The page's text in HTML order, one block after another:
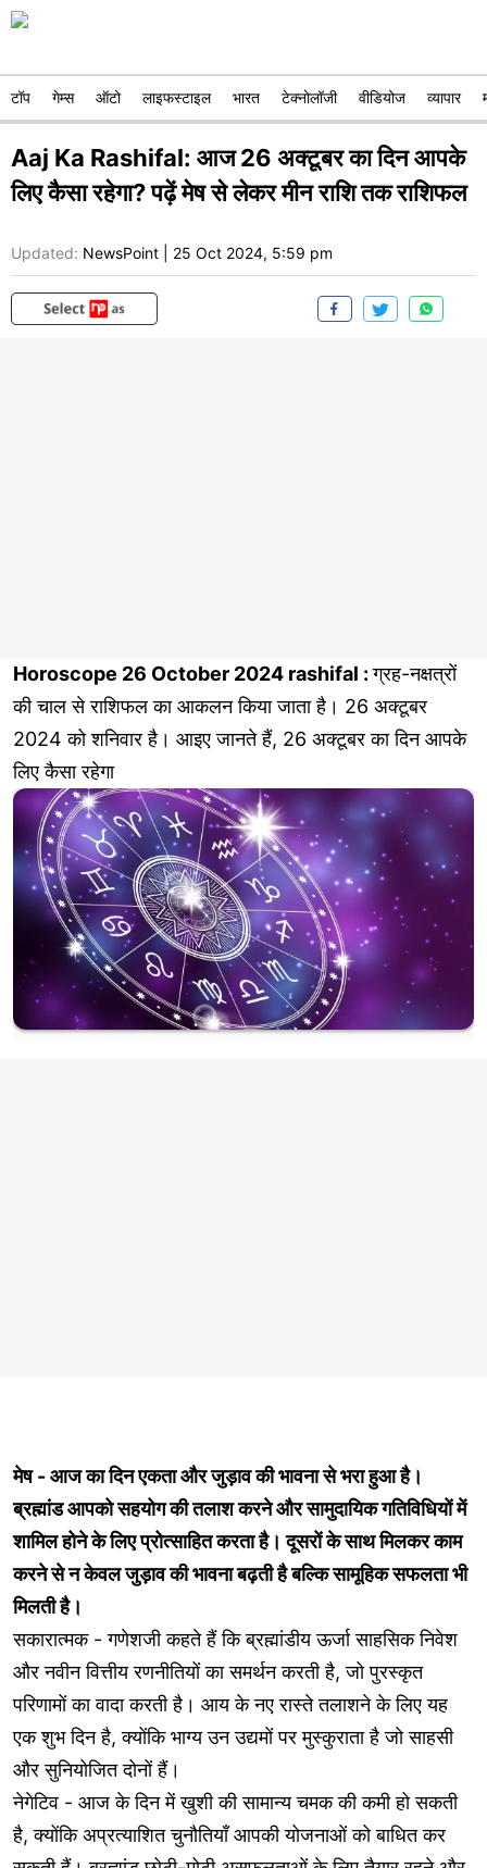
टॉप गेम्स ऑटो लाइफस्टाइल भारत टेक्नोलॉजी वीडियोज व्यापार
Aaj Ka Rashifal: आज 26 अक्टूबर का दिन आपके
लिए कैसा रहेगा? पढ़ें मेष से लेकर मीन राशि तक राशिफल
Updated: NewsPoint 25 Oct 2024, 5:59 pm
Horoscope 26 October 2024 rashifal :ग्रह-नक्षत्रों
की चाल से राशिफल का आकलन किया जाता है। 26 अक्टूबर
2024 को शनिवार है। आइए जानते हैं, 26 अक्टूबर का दिन आपके
लिए कैसा रहेगा
मेष - आज का दिन एकता और जुड़ाव की भावना से भरा हुआ है।
ब्रह्मांड आपको सहयोग की तलाश करने और सामुदायिक गतिविधियों में
शामिल होने के लिए प्रोत्साहित करता है। दूसरों के साथ मिलकर काम
करने से न केवल जुड़ाव की भावना बढ़ती है बल्कि सामूहिक सफलता भी
मिलती है।
सकारात्मक - गणेशजी कहते हैं कि ब्रह्मांडीय ऊर्जा साहसिक निवेश
और नवीन वित्तीय रणनीतियों का समर्थन करती है, जो पुरस्कृत
परिणामों का वादा करती है। आय के नए रास्ते तलाशने के लिए यह
एक शुभ दिन है, क्योंकि भाग्य उन उद्यमों पर मुस्कुराता है जो साहसी
और सुनियोजित दोनों हैं।
नेगेटिव - आज के दिन में खुशी की सामान्य चमक की कमी हो सकती
है, क्योंकि अप्रत्याशित चुनौतियाँ आपकी योजनाओं को बाधित कर